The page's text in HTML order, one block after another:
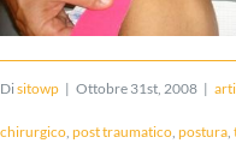
Di sitowp | Ottobre 31st, 2008 |
chirurgico, post traumatico, postura,